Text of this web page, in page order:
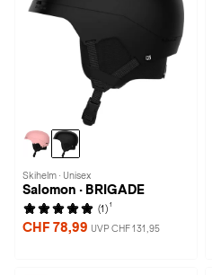
Skihelm · Unisex
Salomon · BRIGADE
(1) 1
CHF 78,99 UVP CHF 131,95